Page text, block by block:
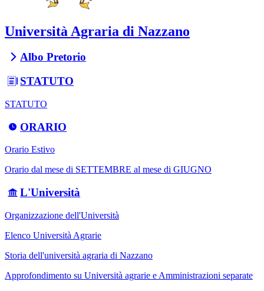
Università Agraria di Nazzano
Albo Pretorio
STATUTO
STATUTO
ORARIO
Orario Estivo
Orario dal mese di SETTEMBRE al mese di GIUGNO
L'Università
Organizzazione dell'Università
Elenco Università Agrarie
Storia dell'università agraria di Nazzano
Approfondimento su Università agrarie e Amministrazioni separate